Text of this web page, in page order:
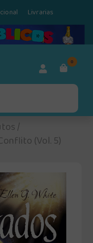
Livrarias
0
/
(Vol. 5)